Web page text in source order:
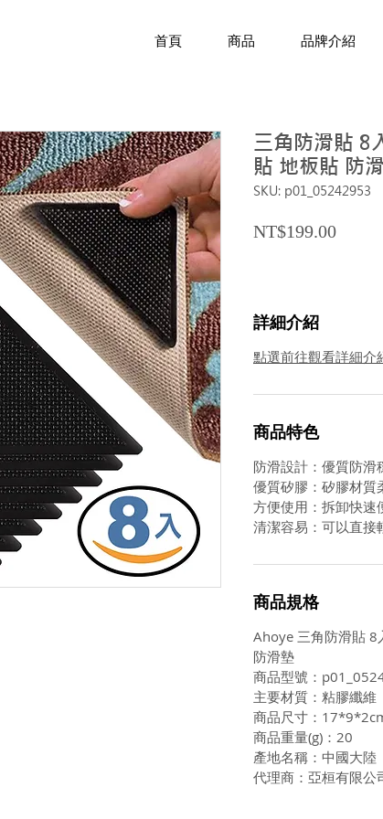
首頁 商品 品牌介紹
三角防滑貼 8
貼 地板貼 防
SKU: p01_05242953
NT$199.00Price
詳細介紹
點選前往觀看詳細介
商品特色
防滑設計：優質防滑
優質矽膠：矽膠材質
方便使用：拆卸快速
清潔容易：可以直接
商品規格
Ahoye 三角防滑貼 8
防滑墊
商品型號：
主要材質：粘膠纖維
商品尺寸：
商品重量(g)：20
產地名稱：中國大陸
代理商：亞桓有限公